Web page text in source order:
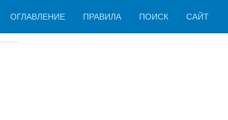
ОГЛАВЛЕНИЕ ПРАВИЛА ПОИСК САЙТ